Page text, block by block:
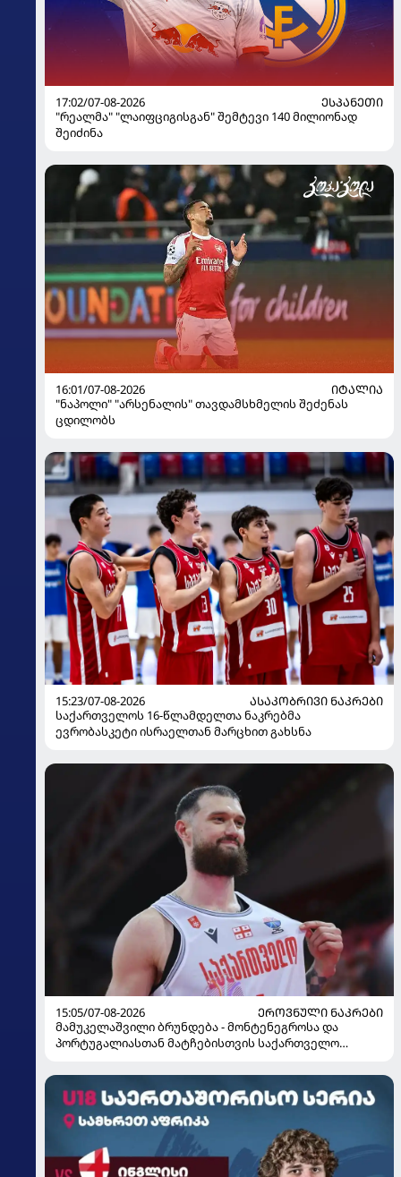
17:02/07-08-2026
ᲔᲡᲞᲐᲜᲔᲗᲘ
"რეალმა" "ლაიფციგისგან" შემტევი 140 მილიონად
შეიძინა
16:01/07-08-2026
ᲘᲢᲐᲚᲘᲐ
"ნაპოლი" "არსენალის" თავდამსხმელის შეძენას
ცდილობს
15:23/07-08-2026
ᲐᲡᲐᲙᲝᲑᲠᲘᲕᲘ ᲜᲐᲙᲠᲔᲑᲘ
საქართველოს 16-წლამდელთა ნაკრებმა
ევრობასკეტი ისრაელთან მარცხით გახსნა
15:05/07-08-2026
ᲔᲠᲝᲕᲜᲣᲚᲘ ᲜᲐᲙᲠᲔᲑᲘ
მამუკელაშვილი ბრუნდება - მონტენეგროსა და
პორტუგალიასთან მატჩებისთვის საქართველო